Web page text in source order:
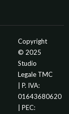
Copyright
© 2025
Studio
Legale TMC
| P. IVA:
01643680620
| PEC: